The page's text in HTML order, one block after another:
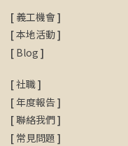
[義工機會]
[本地活動]
[Blog ]
[社職]
[年度報告]
[聯絡我們]
[常見問題 ]